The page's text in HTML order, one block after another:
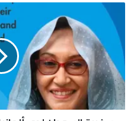
س
ة
ل
س
و